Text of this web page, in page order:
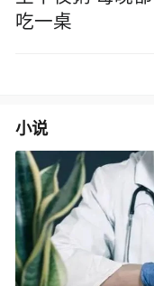
吃一桌
小说